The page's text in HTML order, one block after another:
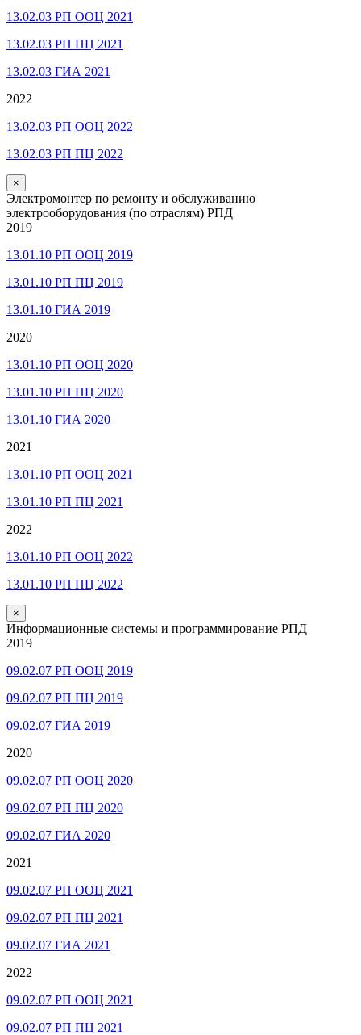
13.02.03 РП ООЦ 2021
13.02.03 РП ПЦ 2021
13.02.03 ГИА 2021
2022
13.02.03 РП ООЦ 2022
13.02.03 РП ПЦ 2022
×
Электромонтер по ремонту и обслуживанию
электрооборудования (по отраслям) РПД
2019
13.01.10 РП ООЦ 2019
13.01.10 РП ПЦ 2019
13.01.10 ГИА 2019
2020
13.01.10 РП ООЦ 2020
13.01.10 РП ПЦ 2020
13.01.10 ГИА 2020
2021
13.01.10 РП ООЦ 2021
13.01.10 РП ПЦ 2021
2022
13.01.10 РП ООЦ 2022
13.01.10 РП ПЦ 2022
×
Информационные системы и программирование РПД
2019
09.02.07 РП ООЦ 2019
09.02.07 РП ПЦ 2019
09.02.07 ГИА 2019
2020
09.02.07 РП ООЦ 2020
09.02.07 РП ПЦ 2020
09.02.07 ГИА 2020
2021
09.02.07 РП ООЦ 2021
09.02.07 РП ПЦ 2021
09.02.07 ГИА 2021
2022
09.02.07 РП ООЦ 2021
09.02.07 РП ПЦ 2021